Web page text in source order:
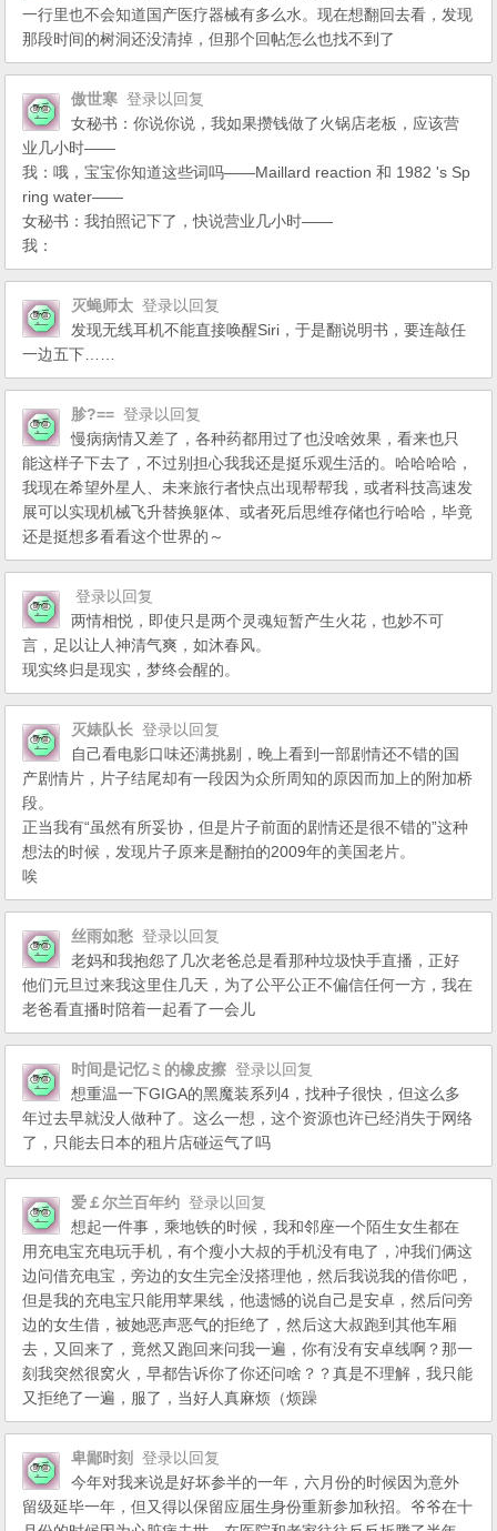
一行里也不会知道国产医疗器械有多么水。现在想翻回去看，发现
那段时间的树洞还没清掉，但那个回帖怎么也找不到了
傲世寒 登录以回复
女秘书：你说你说，我如果攒钱做了火锅店老板，应该营
业几小时――
我：哦，宝宝你知道这些词吗――Maillard reaction 和 1982 's Sp
ring water――
女秘书：我拍照记下了，快说营业几小时――
我：
灭蝇师太 登录以回复
发现无线耳机不能直接唤醒Siri，于是翻说明书，要连敲任
一边五下……
胗?== 登录以回复
慢病病情又差了，各种药都用过了也没啥效果，看来也只
能这样子下去了，不过别担心我我还是挺乐观生活的。哈哈哈哈，
我现在希望外星人、未来旅行者快点出现帮帮我，或者科技高速发
展可以实现机械飞升替换躯体、或者死后思维存储也行哈哈，毕竟
还是挺想多看看这个世界的～
登录以回复
两情相悦，即使只是两个灵魂短暂产生火花，也妙不可
言，足以让人神清气爽，如沐春风。
现实终归是现实，梦终会醒的。
灭婊队长 登录以回复
自己看电影口味还满挑剔，晚上看到一部剧情还不错的国
产剧情片，片子结尾却有一段因为众所周知的原因而加上的附加桥
段。
正当我有“虽然有所妥协，但是片子前面的剧情还是很不错的”这种
想法的时候，发现片子原来是翻拍的2009年的美国老片。
唉
丝雨如愁 登录以回复
老妈和我抱怨了几次老爸总是看那种垃圾快手直播，正好
他们元旦过来我这里住几天，为了公平公正不偏信任何一方，我在
老爸看直播时陪着一起看了一会儿
时间是记忆ミ的橡皮擦 登录以回复
想重温一下GIGA的黑魔装系列4，找种子很快，但这么多
年过去早就没人做种了。这么一想，这个资源也许已经消失于网络
了，只能去日本的租片店碰运气了吗
爱￡尔兰百年约 登录以回复
想起一件事，乘地铁的时候，我和邻座一个陌生女生都在
用充电宝充电玩手机，有个瘦小大叔的手机没有电了，冲我们俩这
边问借充电宝，旁边的女生完全没搭理他，然后我说我的借你吧，
但是我的充电宝只能用苹果线，他遗憾的说自己是安卓，然后问旁
边的女生借，被她恶声恶气的拒绝了，然后这大叔跑到其他车厢
去，又回来了，竟然又跑回来问我一遍，你有没有安卓线啊？那一
刻我突然很窝火，早都告诉你了你还问啥？？真是不理解，我只能
又拒绝了一遍，服了，当好人真麻烦（烦躁
卑鄙时刻
登录以回复
今年对我来说是好坏参半的一年，六月份的时候因为意外
留级延毕一年，但又得以保留应届生身份重新参加秋招。爷爷在十